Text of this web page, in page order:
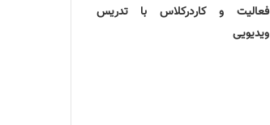
فعالیت و کاردرکلاس با تدریس
ویدیویی